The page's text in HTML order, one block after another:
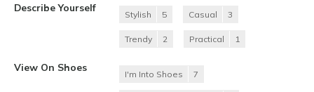
Describe Yourself
Stylish 5 Casual 3
Trendy 2 Practical 1
View On Shoes
I'm Into Shoes 7